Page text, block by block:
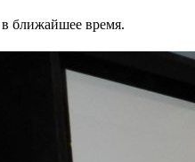
ближайшее время.